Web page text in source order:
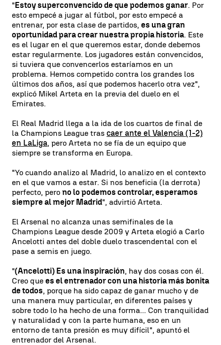
"Estoy superconvencido de que podemos ganar. Por
esto empecé a jugar al fútbol, por esto empecé a
entrenar, por esta clase de partidos, es una gran
oportunidad para crear nuestra propia historia. Este
es el lugar en el que queremos estar, donde debemos
estar regularmente. Los jugadores están convencidos,
si tuviera que convencerlos estaríamos en un
problema. Hemos competido contra los grandes los
últimos dos años, así que podemos hacerlo otra vez",
explicó Mikel Arteta en la previa del duelo en el
Emirates.
El Real Madrid llega a la ida de los cuartos de final de
la Champions League tras caer ante el Valencia (1-2)
en LaLiga, pero Arteta no se fía de un equipo que
siempre se transforma en Europa.
"Yo cuando analizo al Madrid, lo analizo en el contexto
en el que vamos a estar. Si nos beneficia (la derrota)
perfecto, pero no lo podemos controlar, esperamos
siempre al mejor Madrid", advirtió Arteta.
El Arsenal no alcanza unas semifinales de la
Champions League desde 2009 y Arteta elogió a Carlo
Ancelotti antes del doble duelo trascendental con el
pase a semis en juego.
"(Ancelotti) Es una inspiración, hay dos cosas con él.
Creo que es el entrenador con una historia más bonita
de todos, porque ha sido capaz de ganar mucho y de
una manera muy particular, en diferentes países y
sobre todo lo ha hecho de una forma... Con tranquilidad
y naturalidad y con la parte humana, eso en un
entorno de tanta presión es muy difícil", apuntó el
entrenador del Arsenal.